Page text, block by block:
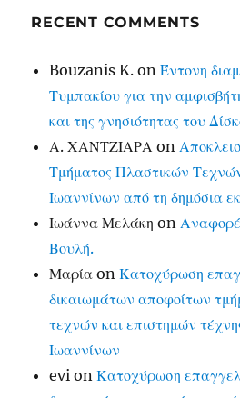
RECENT COMMENTS
Bouzanis K. onΈντονη
Τυμπακίου για την
και της γνησιότητας του
Α. ΧΑΝΤΖΙΑΡΑ on
Τμήματος Πλαστικών
Ιωαννίνων από τη δημόσια
Ιωάννα Μελάκη on
Βουλή.
Μαρία onΚατοχύρωση
δικαιωμάτων αποφοίτων
τεχνών και επιστημών
Ιωαννίνων
evi onΚατοχύρωση